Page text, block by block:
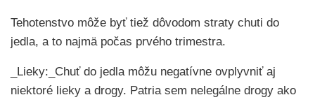
Tehotenstvo môže byť tiež dôvodom straty chuti do
jedla, a to najmä počas prvého trimestra.
_Lieky:_Chuť do jedla môžu negatívne ovplyvniť aj
niektoré lieky a drogy. Patria sem nelegálne drogy ako